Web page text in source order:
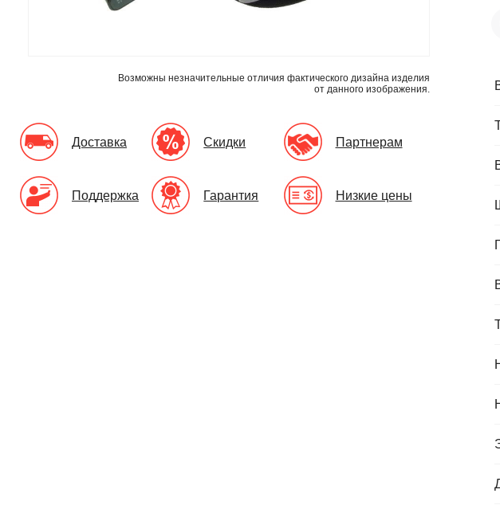
Возможны незначительные отличия фактического дизайна изделия
от данного изображения.
Доставка Скидки Партнерам
Поддержка Гарантия Низкие цены